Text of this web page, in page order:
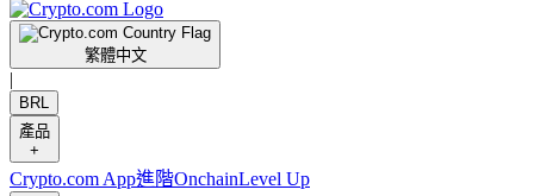
繁體中文
|
BRL
產品
+
Crypto.com App進階OnchainLevel Up